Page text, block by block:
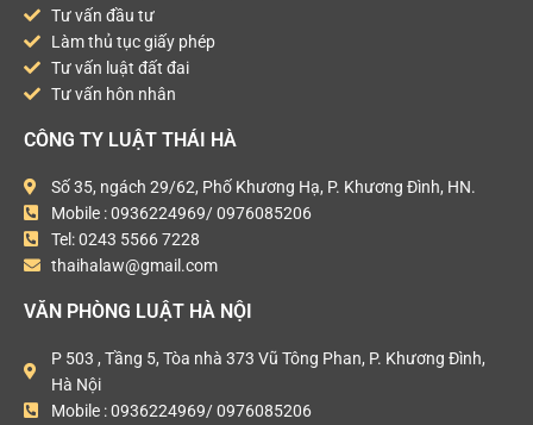
Tư vấn đầu tư
Làm thủ tục giấy phép
Tư vấn luật đất đai
Tư vấn hôn nhân
CÔNG TY LUẬT THÁI HÀ
Số 35, ngách 29/62, Phố Khương Hạ, P. Khương Đình, HN.
Mobile : 0936224969/ 0976085206
Tel: 0243 5566 7228
thaihalaw@gmail.com
VĂN PHÒNG LUẬT HÀ NỘI
P 503 , Tầng 5, Tòa nhà 373 Vũ Tông Phan, P. Khương Đình,
Hà Nội
Mobile : 0936224969/ 0976085206